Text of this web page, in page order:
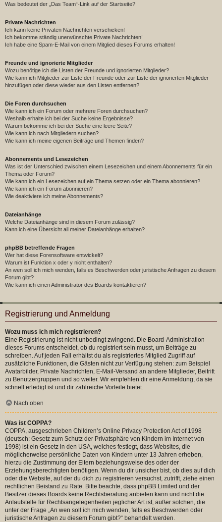
Was bedeutet der „Das Team“-Link auf der Startseite?
Private Nachrichten
Ich kann keine Privaten Nachrichten verschicken!
Ich bekomme ständig unerwünschte Private Nachrichten!
Ich habe eine Spam-E-Mail von einem Mitglied dieses Forums erhalten!
Freunde und ignorierte Mitglieder
Wozu benötige ich die Listen der Freunde und ignorierten Mitglieder?
Wie kann ich Mitglieder zur Liste der Freunde oder zur Liste der ignorierten Mitglieder
hinzufügen oder diese wieder aus den Listen entfernen?
Die Foren durchsuchen
Wie kann ich ein Forum oder mehrere Foren durchsuchen?
Weshalb erhalte ich bei der Suche keine Ergebnisse?
Warum bekomme ich bei der Suche eine leere Seite?
Wie kann ich nach Mitgliedern suchen?
Wie kann ich meine eigenen Beiträge und Themen finden?
Abonnements und Lesezeichen
Was ist der Unterschied zwischen einem Lesezeichen und einem Abonnements für ein
Thema oder Forum?
Wie kann ich ein Lesezeichen auf ein Thema setzen oder ein Thema abonnieren?
Wie kann ich ein Forum abonnieren?
Wie deaktiviere ich meine Abonnements?
Dateianhänge
Welche Dateianhänge sind in diesem Forum zulässig?
Kann ich eine Übersicht all meiner Dateianhänge erhalten?
phpBB betreffende Fragen
Wer hat diese Forensoftware entwickelt?
Warum ist Funktion x oder y nicht enthalten?
An wen soll ich mich wenden, falls es Beschwerden oder juristische Anfragen zu diesem
Forum gibt?
Wie kann ich einen Administrator des Boards kontaktieren?
Registrierung und Anmeldung
Wozu muss ich mich registrieren?
Eine Registrierung ist nicht unbedingt zwingend. Die Board-Administration
dieses Forums entscheidet, ob du registriert sein musst, um Beiträge zu
schreiben. Auf jeden Fall erhältst du als registriertes Mitglied Zugriff auf
zusätzliche Funktionen, die Gästen nicht zur Verfügung stehen: zum Beispiel
Avatarbilder, Private Nachrichten, E-Mail-Versand an andere Mitglieder, Beitritt
zu Benutzergruppen und so weiter. Wir empfehlen dir eine Anmeldung, da sie
schnell erledigt ist und dir zahlreiche Vorteile bietet.
Nach oben
Was ist COPPA?
COPPA, ausgeschrieben Children’s Online Privacy Protection Act of 1998
(deutsch: Gesetz zum Schutz der Privatsphäre von Kindern im Internet von
1998) ist ein Gesetz in den USA, welches festlegt, dass Websites, die
möglicherweise persönliche Daten von Kindern unter 13 Jahren erheben,
hierzu die Zustimmung der Eltern beziehungsweise des oder der
Erziehungsberechtigten benötigen. Wenn du dir unsicher bist, ob dies auf dich
oder die Website, auf der du dich zu registrieren versuchst, zutrifft, ziehe einen
rechtlichen Beistand zu Rate. Bitte beachte, dass phpBB Limited und der
Besitzer dieses Boards keine Rechtsberatung anbieten kann und nicht die
Anlaufstelle für Rechtsangelegenheiten jeglicher Art ist; außer solchen, die
unter der Frage „An wen soll ich mich wenden, falls es Beschwerden oder
juristische Anfragen zu diesem Forum gibt?“ behandelt werden.